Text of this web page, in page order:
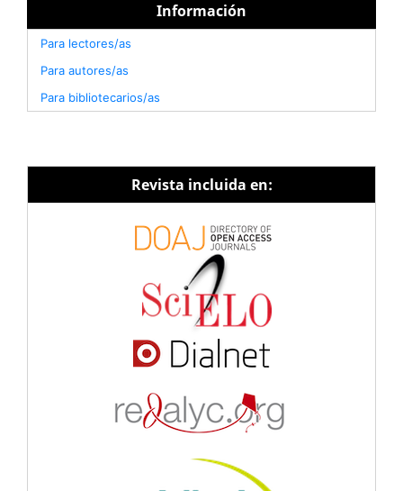
Información
Para lectores/as
Para autores/as
Para bibliotecarios/as
Revista incluida en: